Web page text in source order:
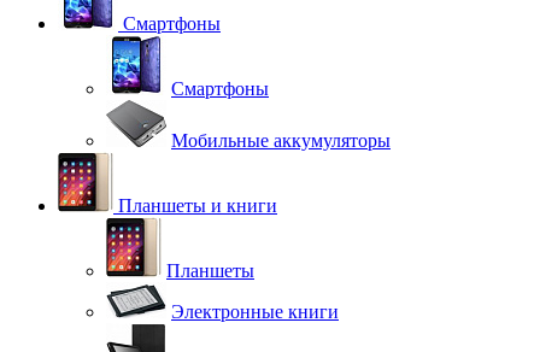
Смартфоны
Смартфоны
Мобильные аккумуляторы
Планшеты и книги
Планшеты
Электронные книги